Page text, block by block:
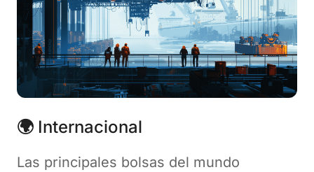
🌍 Internacional
Las principales bolsas del mundo